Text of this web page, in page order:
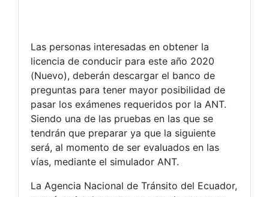
Las personas interesadas en obtener la
licencia de conducir para este año 2020
(Nuevo), deberán descargar el banco de
preguntas para tener mayor posibilidad de
pasar los exámenes requeridos por la ANT.
Siendo una de las pruebas en las que se
tendrán que preparar ya que la siguiente
será, al momento de ser evaluados en las
vías, mediante el simulador ANT.
La Agencia Nacional de Tránsito del Ecuador,